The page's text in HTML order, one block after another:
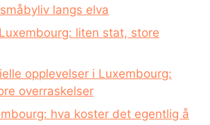
langs elva
liten stat, store
opplevelser i Luxembourg:
overraskelser
hva koster det egentlig å